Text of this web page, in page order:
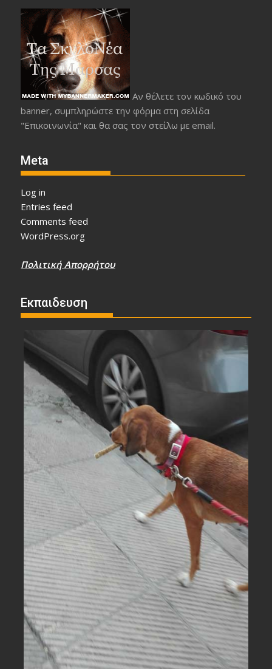
Αν θέλετε τον κωδικό του
banner, συμπληρώστε την φόρμα στη σελίδα
"Επικοινωνία" και θα σας τον στείλω με email.
Meta
Log in
Entries feed
Comments feed
WordPress.org
Πολιτική Απορρήτου
Εκπαιδευση